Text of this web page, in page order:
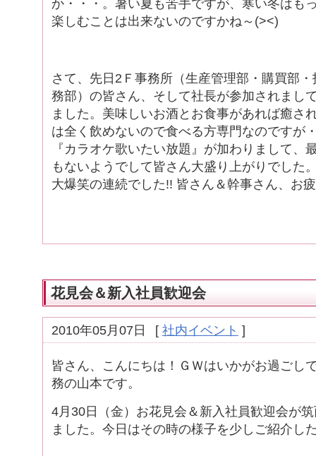
か・・・。暑い夏も苦手ですが、寒い冬はも
楽しむことは出来ないのですかね～(><)
さて、先日2Ｆ事務所（生産管理部・購買部
務部）の皆さん、そして社長が参加されまし
ました。美味しいお酒とお食事があれば癒さ
は全く飲めないので食べる方専門なのですが
『カラオケ歌いたい放題』が加わりまして、
もないようでして皆さん大盛り上がりでした
大爆笑の連続でした!! 皆さん＆幹事さん、お
花見会＆新入社員歓迎会
2010年05月07日 [ 社内イベント ]
皆さん、こんにちは！ＧＷはいかがお過ごし
務の山本です。
4月30日（金）お花見会＆新入社員歓迎会が
ました。今日はその時の様子を少しご紹介し